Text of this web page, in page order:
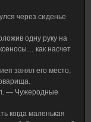
через сиденье
одну руку на
как насчет
занял его место,
— Чужеродные
когда маленькая